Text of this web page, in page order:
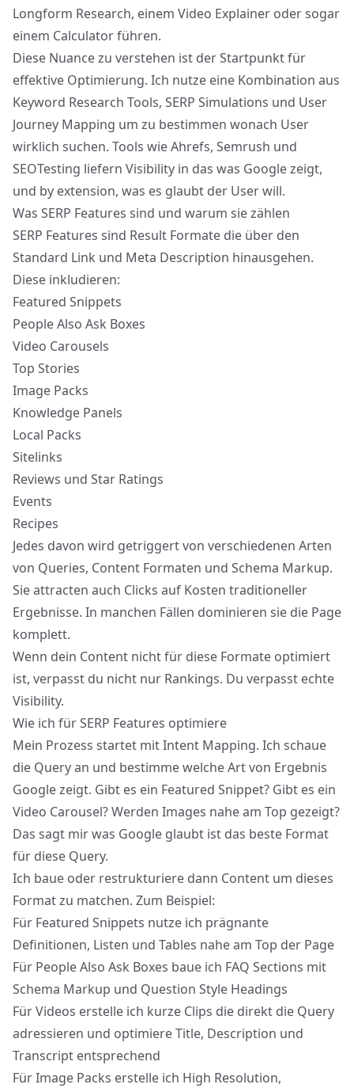
Longform Research, einem Video Explainer oder sogar
einem Calculator führen.
Diese Nuance zu verstehen ist der Startpunkt für
effektive Optimierung. Ich nutze eine Kombination aus
Keyword Research Tools, SERP Simulations und User
Journey Mapping um zu bestimmen wonach User
wirklich suchen. Tools wie Ahrefs, Semrush und
SEOTesting liefern Visibility in das was Google zeigt,
und by extension, was es glaubt der User will.
Was SERP Features sind und warum sie zählen
SERP Features sind Result Formate die über den
Standard Link und Meta Description hinausgehen.
Diese inkludieren:
Featured Snippets
People Also Ask Boxes
Video Carousels
Top Stories
Image Packs
Knowledge Panels
Local Packs
Sitelinks
Reviews und Star Ratings
Events
Recipes
Jedes davon wird getriggert von verschiedenen Arten
von Queries, Content Formaten und Schema Markup.
Sie attracten auch Clicks auf Kosten traditioneller
Ergebnisse. In manchen Fällen dominieren sie die Page
komplett.
Wenn dein Content nicht für diese Formate optimiert
ist, verpasst du nicht nur Rankings. Du verpasst echte
Visibility.
Wie ich für SERP Features optimiere
Mein Prozess startet mit Intent Mapping. Ich schaue
die Query an und bestimme welche Art von Ergebnis
Google zeigt. Gibt es ein Featured Snippet? Gibt es ein
Video Carousel? Werden Images nahe am Top gezeigt?
Das sagt mir was Google glaubt ist das beste Format
für diese Query.
Ich baue oder restrukturiere dann Content um dieses
Format zu matchen. Zum Beispiel:
Für Featured Snippets nutze ich prägnante
Definitionen, Listen und Tables nahe am Top der Page
Für People Also Ask Boxes baue ich FAQ Sections mit
Schema Markup und Question Style Headings
Für Videos erstelle ich kurze Clips die direkt die Query
adressieren und optimiere Title, Description und
Transcript entsprechend
Für Image Packs erstelle ich High Resolution,